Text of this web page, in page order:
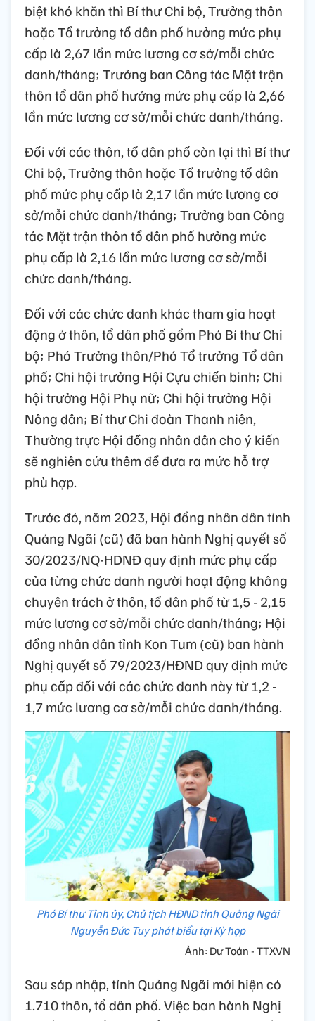
biệt khó khăn thì Bí thư Chi bộ, Trưởng thôn
hoặc Tổ trưởng tổ dân phố hưởng mức phụ
cấp là 2,67 lần mức lương cơ sở/mỗi chức
danh/tháng; Trưởng ban Công tác Mặt trận
thôn tổ dân phố hưởng mức phụ cấp là 2,66
lần mức lương cơ sở/mỗi chức danh/tháng.
Đối với các thôn, tổ dân phố còn lại thì Bí thư
Chi bộ, Trưởng thôn hoặc Tổ trưởng tổ dân
phố mức phụ cấp là 2,17 lần mức lương cơ
sở/mỗi chức danh/tháng; Trưởng ban Công
tác Mặt trận thôn tổ dân phố hưởng mức
phụ cấp là 2,16 lần mức lương cơ sở/mỗi
chức danh/tháng.
Đối với các chức danh khác tham gia hoạt
động ở thôn, tổ dân phố gồm Phó Bí thư Chi
bộ; Phó Trưởng thôn/Phó Tổ trưởng Tổ dân
phố; Chi hội trưởng Hội Cựu chiến binh; Chi
hội trưởng Hội Phụ nữ; Chi hội trưởng Hội
Nông dân; Bí thư Chi đoàn Thanh niên,
Thường trực Hội đồng nhân dân cho ý kiến
sẽ nghiên cứu thêm để đưa ra mức hỗ trợ
phù hợp.
Trước đó, năm 2023, Hội đồng nhân dân tỉnh
Quảng Ngãi (cũ) đã ban hành Nghị quyết số
30/2023/NQ-HDNĐ quy định mức phụ cấp
của từng chức danh người hoạt động không
chuyên trách ở thôn, tổ dân phố từ 1,5 - 2,15
mức lương cơ sở/mỗi chức danh/tháng; Hội
đồng nhân dân tỉnh Kon Tum (cũ) ban hành
Nghị quyết số 79/2023/HĐND quy định mức
phụ cấp đối với các chức danh này từ 1,2 -
1,7 mức lương cơ sở/mỗi chức danh/tháng.
Phó Bí thư Tỉnh ủy, Chủ tịch HĐND tỉnh Quảng Ngãi
Nguyễn Đức Tuy phát biểu tại Kỳ họp
Ảnh: Dư Toán - TTXVN
Sau sáp nhập, tỉnh Quảng Ngãi mới hiện có
1.710 thôn, tổ dân phố. Việc ban hành Nghị